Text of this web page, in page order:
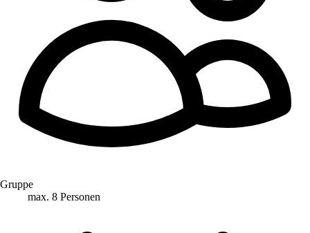
Gruppe
max. 8 Personen